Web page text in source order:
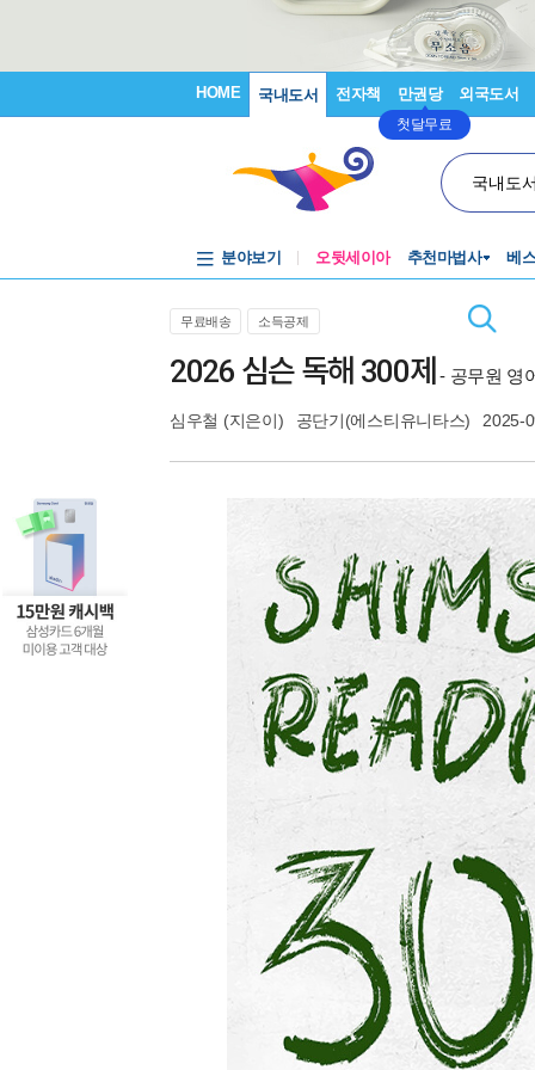
HOME 국내도서 전자책 만권당
첫달무료
외국도서
국내도
분야보기 오뒷세이아 추천마법사 베
무료배송 소득공제
2026 심슨 독해 300제 - 공무원 영
심우철 (지은이) 공단기(에스티유니타스) 2025-